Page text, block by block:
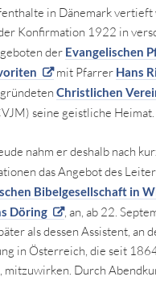
in Dänemark vertieft
Konfirmation 1922 in
der Evangelischen
mit Pfarrer Hans
Christlichen
seine geistliche Heimat.
nahm er deshalb nach
das Angebot des
Bibelgesellschaft in
Döring
, an, ab 22.
als dessen Assistent, an
in Österreich, die seit
mitzuwirken. Durch